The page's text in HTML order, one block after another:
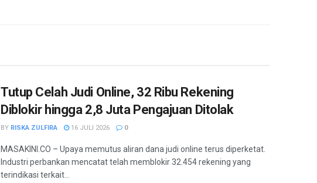
Tutup Celah Judi Online, 32 Ribu Rekening
Diblokir hingga 2,8 Juta Pengajuan Ditolak
BY RISKA ZULFIRA 16 JULI 2026 0
MASAKINI.CO – Upaya memutus aliran dana judi online terus diperketat.
Industri perbankan mencatat telah memblokir 32.454 rekening yang
terindikasi terkait...